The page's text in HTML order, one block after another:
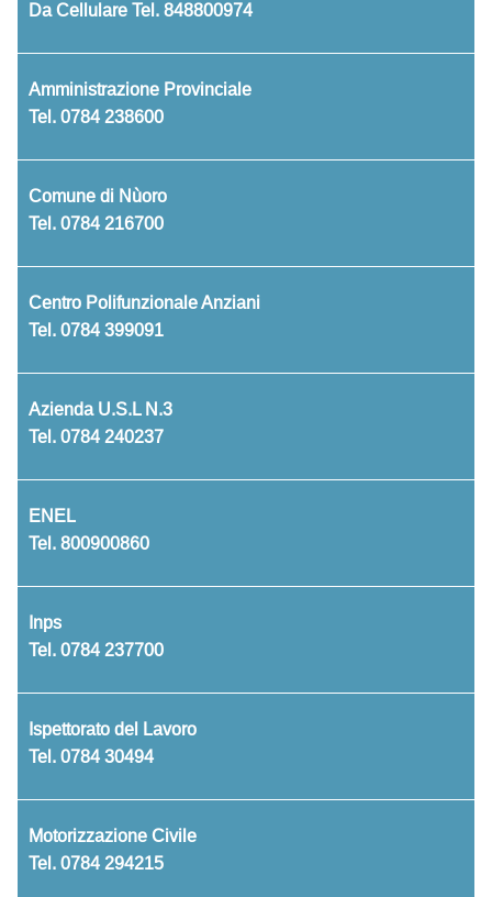
Da Cellulare Tel. 848800974
Amministrazione Provinciale
Tel. 0784 238600
Comune di Nùoro
Tel. 0784 216700
Centro Polifunzionale Anziani
Tel. 0784 399091
Azienda U.S.L N.3
Tel. 0784 240237
ENEL
Tel. 800900860
Inps
Tel. 0784 237700
Ispettorato del Lavoro
Tel. 0784 30494
Motorizzazione Civile
Tel. 0784 294215